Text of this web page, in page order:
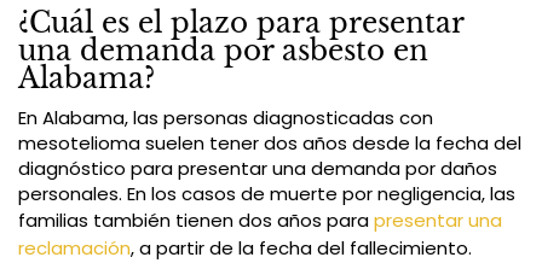
¿Cuál es el plazo para presentar
una demanda por asbesto en
Alabama?
En Alabama, las personas diagnosticadas con
mesotelioma suelen tener dos años desde la fecha del
diagnóstico para presentar una demanda por daños
personales. En los casos de muerte por negligencia, las
familias también tienen dos años parapresentar una
reclamación, a partir de la fecha del fallecimiento.